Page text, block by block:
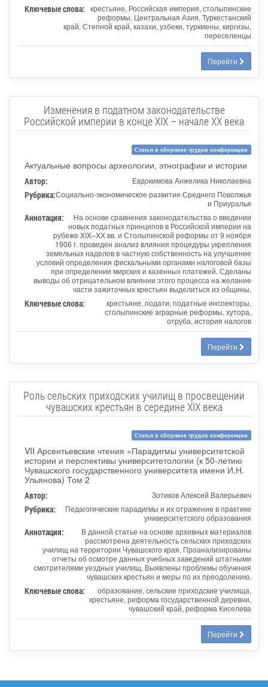
Ключевые слова: крестьяне, Российская империя, столыпинские
реформы, Центральная Азия, Туркестанский
край, Степной край, казахи, узбеки, туркмены, киргизы,
переселенцы
Перейти
Изменения в податном законодательстве
Российской империи в конце XIX – начале XX века
Статья в сборнике трудов конференции
Актуальные вопросы археологии, этнографии и истории
Автор: Евдокимова Анжелика Николаевна
Рубрика:Социально-экономическое развитие Среднего Поволжья
и Приуралья
Аннотация:
На основе сравнения законодательства о введении
новых податных принципов в Российской империи на
рубеже XIX–XX вв. и Столыпинской реформы от 9 ноября
1906 г. проведен анализ влияния процедуры укрепления
земельных наделов в частную собственность на улучшение
условий определения фискальными органами налоговой базы
при определении мирских и казенных платежей. Сделаны
выводы об отрицательном влиянии этого процесса на желание
части зажиточных крестьян выделиться из общины.
Ключевые слова:
крестьяне, подати, податные инспекторы,
столыпинские аграрные реформы, хутора,
отруба, история налогов
Перейти
Роль сельских приходских училищ в просвещении
чувашских крестьян в середине XIX века
Статья в сборнике трудов конференции
VII Арсентьевские чтения «Парадигмы университетской
истории и перспективы университетологии (к 50-летию
Чувашского государственного университета имени И.Н.
Ульянова) Том 2
Автор: Зотиков Алексей Валерьевич
Рубрика:
Педагогические парадигмы и их отражение в практике
университетского образования
Аннотация:
В данной статье на основе архивных материалов
рассмотрена деятельность сельских приходских
училищ на территории Чувашского края. Проанализированы
отчеты об осмотре данных учебных заведений штатными
смотрителями уездных училищ. Выявлены проблемы обучения
чувашских крестьян и меры по их преодолению.
Ключевые слова:
образование, сельские приходские училища,
крестьяне, реформа государственной деревни,
чувашский край, реформа Киселева
Перейти